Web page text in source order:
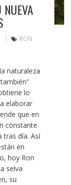
NUEVA
RON
naturaleza
lo
elaborar
que en
constante
tras día. Así
en
hoy Ron
selva
su